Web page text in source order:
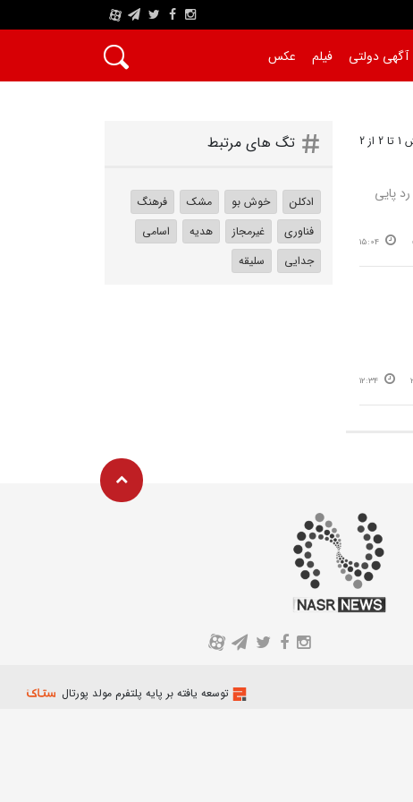
A
آگهی دولتی فیلم عکس
2
پایی
15:04
12:34
تگ های مرتبط
ادکلن خوش بو مشک
فرهنگ
فناوری
غیرمجاز هدیه
اسامی
جدایی
سلیقه
A
توسعه یافته بر پایه پلتفرم مولد پورتال